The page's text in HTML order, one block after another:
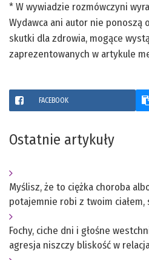
* W wywiadzie rozmówczyni
Wydawca ani autor nie ponoszą
skutki dla zdrowia, mogące
zaprezentowanych w artykule
FACEBOOK
Ostatnie artykuły
Myślisz, że to ciężka choroba
potajemnie robi z twoim
Fochy, ciche dni i głośne
agresja niszczy bliskość w